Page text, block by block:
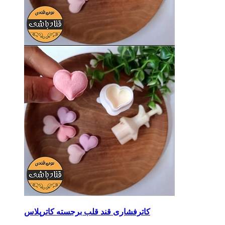
کاترفشاری قند قلب برجسته کاترپلاس